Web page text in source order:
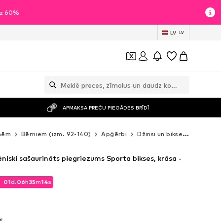
60%
LV LV
APMAKSA PREČU PIEGĀDES BRĪDĪ
Bērniem (izm. 92-140) Apģērbi Džinsi un bikses
01d.06h35m12s
01d.06h35m12s
sašaurināts piegriezums Sporta bikses, krāsa -